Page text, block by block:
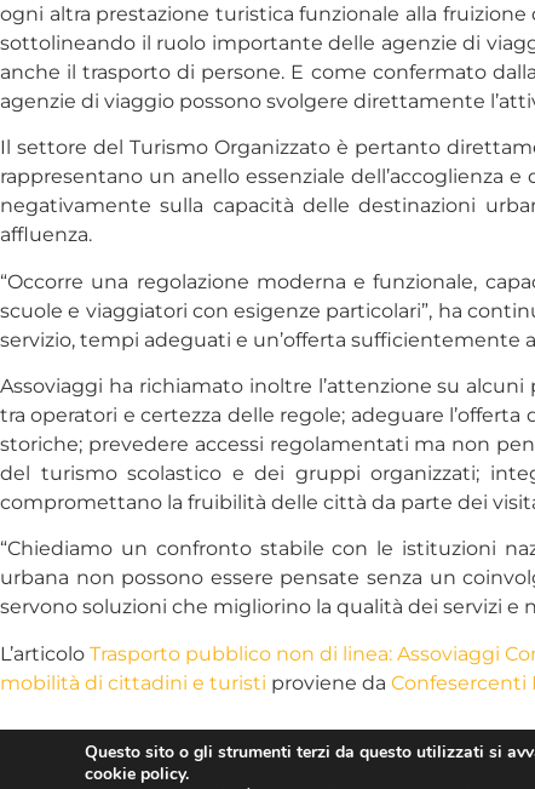
ogni altra prestazione turistica funzionale alla
sottolineando il ruolo importante delle agenzie di
anche il trasporto di persone. E come confermato
agenzie di viaggio possono svolgere direttamente
Il settore del Turismo Organizzato è pertanto
rappresentano un anello essenziale dell’accoglienza
negativamente sulla capacità delle destinazioni
affluenza.
“Occorre una regolazione moderna e funzionale,
scuole e viaggiatori con esigenze particolari”, ha
servizio, tempi adeguati e un’offerta sufficientemente
Assoviaggi ha richiamato inoltre l’attenzione su
tra operatori e certezza delle regole; adeguare
storiche; prevedere accessi regolamentati ma non
del turismo scolastico e dei gruppi organizzati;
compromettano la fruibilità delle città da parte dei
“Chiediamo un confronto stabile con le istituzioni
urbana non possono essere pensate senza un
servono soluzioni che migliorino la qualità dei servizi e
L’articolo Trasporto pubblico non di linea: Assoviaggi
mobilità di cittadini e turisti proviene da Confesercenti
Questo sito o gli strumenti terzi da questo utilizzati si
cookie policy.